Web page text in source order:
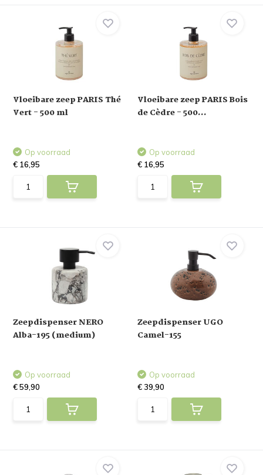
Vloeibare zeep PARIS Thé
Vert - 500 ml
Op voorraad
€ 16,95
Vloeibare zeep PARIS Bois
de Cèdre - 500...
Op voorraad
€ 16,95
Zeepdispenser NERO
Alba-195 (medium)
Op voorraad
€ 59,90
Zeepdispenser UGO
Camel-155
Op voorraad
€ 39,90